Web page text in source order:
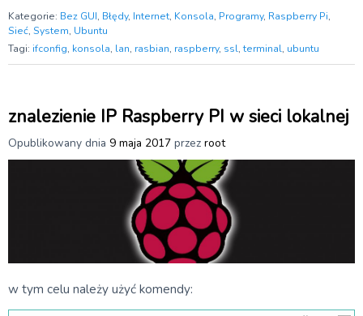
Kategorie: Bez GUI, Błędy, Internet, Konsola, Programy, Raspberry Pi,
Sieć, System, Ubuntu
Tagi: ifconfig, konsola, lan, rasbian, raspberry, ssl,terminal, ubuntu
znalezienie IP Raspberry PI w sieci lokalnej
Opublikowany dnia 9 maja 2017 przez root
w tym celu należy użyć komendy: